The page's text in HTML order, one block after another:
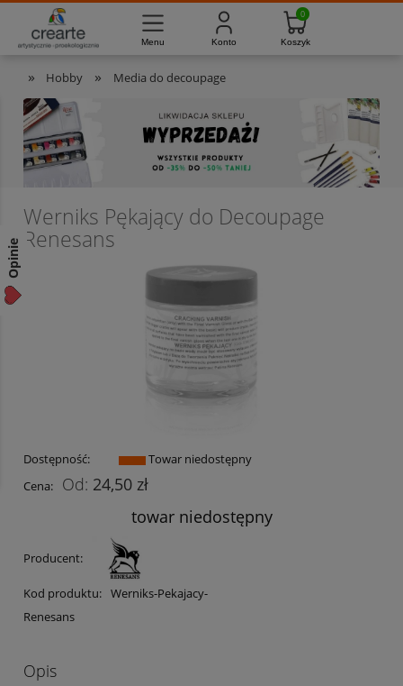
» Hobby » Media do decoupage
Werniks Pękający do Decoupage
Renesans
Dostępność:
Towar niedostępny
Cena:
24,50 zł
towar niedostępny
Producent:
Kod produktu: Werniks-Pekajacy-
Renesans
Opis
Masz pytania? 733-012-789 Pon. - Pt. 8:00 - 16:00
Opinie